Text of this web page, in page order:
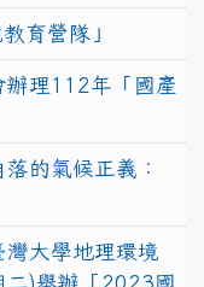
育營隊」
辦理112年「國產
的氣候正義：
灣大學地理環境
)舉辦「2023國